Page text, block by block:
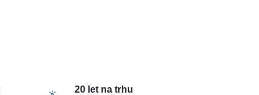
20 let na trhu